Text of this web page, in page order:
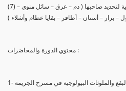
(7) إجراء الإختبارات علي العينة البيولوجية لتحديد صاحبها ( دم – عرق – سائل منوي –
– براز – أسنان – أظافر – بقايا عظام وأشلاء )
محتوي الدورة والمحاضرات :
والملوثات البيولوجية في مسرح الجريمة